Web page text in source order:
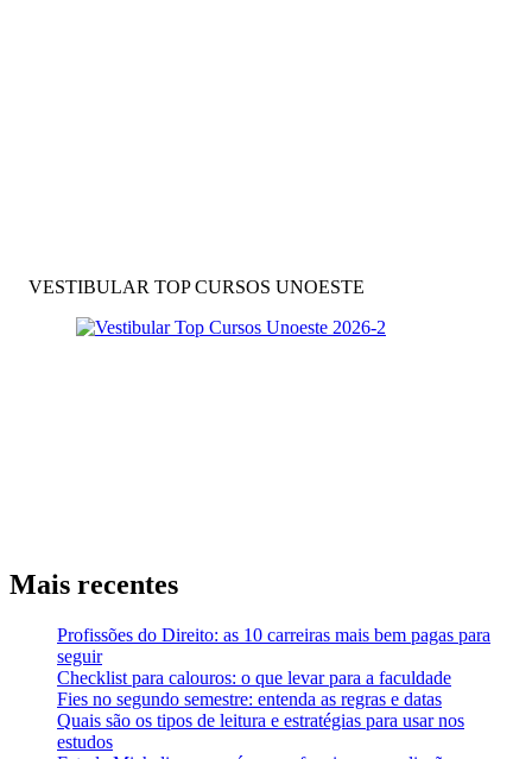
VESTIBULAR TOP CURSOS UNOESTE
Mais recentes
Profissões do Direito: as 10 carreiras mais bem pagas para
seguir
Checklist para calouros: o que levar para a faculdade
Fies no segundo semestre: entenda as regras e datas
Quais são os tipos de leitura e estratégias para usar nos
estudos